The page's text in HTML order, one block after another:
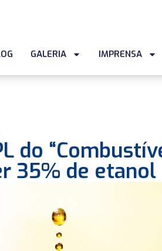
GALERIA IMPRENSA
do
35% de etanol